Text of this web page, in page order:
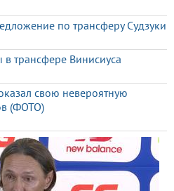
по трансферу Судзуки
трансфере Винисиуса
свою невероятную
(ФОТО)